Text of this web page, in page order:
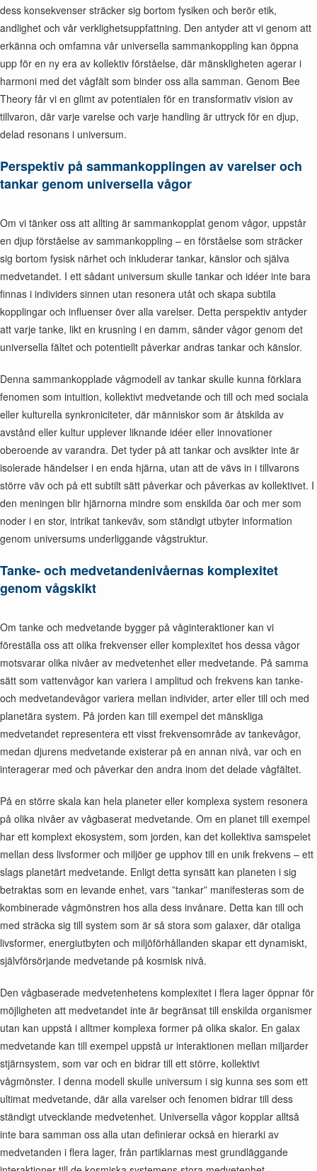
dess konsekvenser sträcker sig bortom fysiken och berör etik,
andlighet och vår verklighetsuppfattning. Den antyder att vi genom att
erkänna och omfamna vår universella sammankoppling kan öppna
upp för en ny era av kollektiv förståelse, där mänskligheten agerar i
harmoni med det vågfält som binder oss alla samman. Genom Bee
Theory får vi en glimt av potentialen för en transformativ vision av
tillvaron, där varje varelse och varje handling är uttryck för en djup,
delad resonans i universum.
Perspektiv på sammankopplingen av varelser och
tankar genom universella vågor
Om vi tänker oss att allting är sammankopplat genom vågor, uppstår
en djup förståelse av sammankoppling – en förståelse som sträcker
sig bortom fysisk närhet och inkluderar tankar, känslor och själva
medvetandet. I ett sådant universum skulle tankar och idéer inte bara
finnas i individers sinnen utan resonera utåt och skapa subtila
kopplingar och influenser över alla varelser. Detta perspektiv antyder
att varje tanke, likt en krusning i en damm, sänder vågor genom det
universella fältet och potentiellt påverkar andras tankar och känslor.
Denna sammankopplade vågmodell av tankar skulle kunna förklara
fenomen som intuition, kollektivt medvetande och till och med sociala
eller kulturella synkroniciteter, där människor som är åtskilda av
avstånd eller kultur upplever liknande idéer eller innovationer
oberoende av varandra. Det tyder på att tankar och avsikter inte är
isolerade händelser i en enda hjärna, utan att de vävs in i tillvarons
större väv och på ett subtilt sätt påverkar och påverkas av kollektivet. I
den meningen blir hjärnorna mindre som enskilda öar och mer som
noder i en stor, intrikat tankeväv, som ständigt utbyter information
genom universums underliggande vågstruktur.
Tanke- och medvetandenivåernas komplexitet
genom vågskikt
Om tanke och medvetande bygger på våginteraktioner kan vi
föreställa oss att olika frekvenser eller komplexitet hos dessa vågor
motsvarar olika nivåer av medvetenhet eller medvetande. På samma
sätt som vattenvågor kan variera i amplitud och frekvens kan tanke-
och medvetandevågor variera mellan individer, arter eller till och med
planetära system. På jorden kan till exempel det mänskliga
medvetandet representera ett visst frekvensområde av tankevågor,
medan djurens medvetande existerar på en annan nivå, var och en
interagerar med och påverkar den andra inom det delade vågfältet.
På en större skala kan hela planeter eller komplexa system resonera
på olika nivåer av vågbaserat medvetande. Om en planet till exempel
har ett komplext ekosystem, som jorden, kan det kollektiva samspelet
mellan dess livsformer och miljöer ge upphov till en unik frekvens – ett
slags planetärt medvetande. Enligt detta synsätt kan planeten i sig
betraktas som en levande enhet, vars ”tankar” manifesteras som de
kombinerade vågmönstren hos alla dess invånare. Detta kan till och
med sträcka sig till system som är så stora som galaxer, där otaliga
livsformer, energiutbyten och miljöförhållanden skapar ett dynamiskt,
självförsörjande medvetande på kosmisk nivå.
Den vågbaserade medvetenhetens komplexitet i flera lager öppnar för
möjligheten att medvetandet inte är begränsat till enskilda organismer
utan kan uppstå i alltmer komplexa former på olika skalor. En galax
medvetande kan till exempel uppstå ur interaktionen mellan miljarder
stjärnsystem, som var och en bidrar till ett större, kollektivt
vågmönster. I denna modell skulle universum i sig kunna ses som ett
ultimat medvetande, där alla varelser och fenomen bidrar till dess
ständigt utvecklande medvetenhet. Universella vågor kopplar alltså
inte bara samman oss alla utan definierar också en hierarki av
medvetanden i flera lager, från partiklarnas mest grundläggande